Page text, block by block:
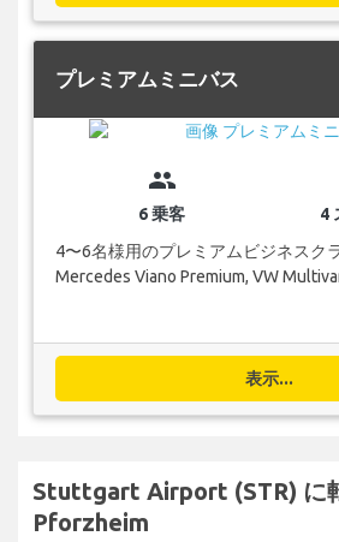
プレミアムミニバス
group
6 乗客
4
4〜6名様用のプレミアムビジネスク
Mercedes Viano Premium, VW
表示...
Stuttgart Airport (STR) に
Pforzheim